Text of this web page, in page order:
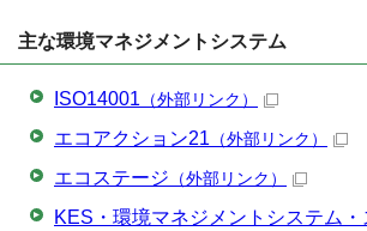
主な環境マネジメントシステム
ISO14001 （外部リンク）
エコアクション21 （外部リンク）
エコステージ （外部リンク）
KES・環境マネジメントシステム・